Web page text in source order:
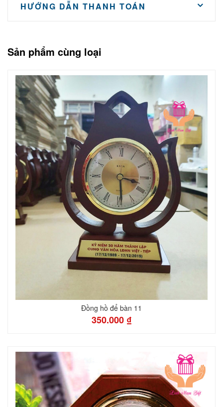
HƯỚNG DẪN THANH TOÁN
Sản phẩm cùng loại
Đồng hồ để bàn 11
350.000 ₫